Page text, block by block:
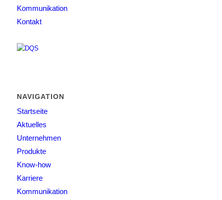
Kommunikation
Kontakt
NAVIGATION
Startseite
Aktuelles
Unternehmen
Produkte
Know-how
Karriere
Kommunikation